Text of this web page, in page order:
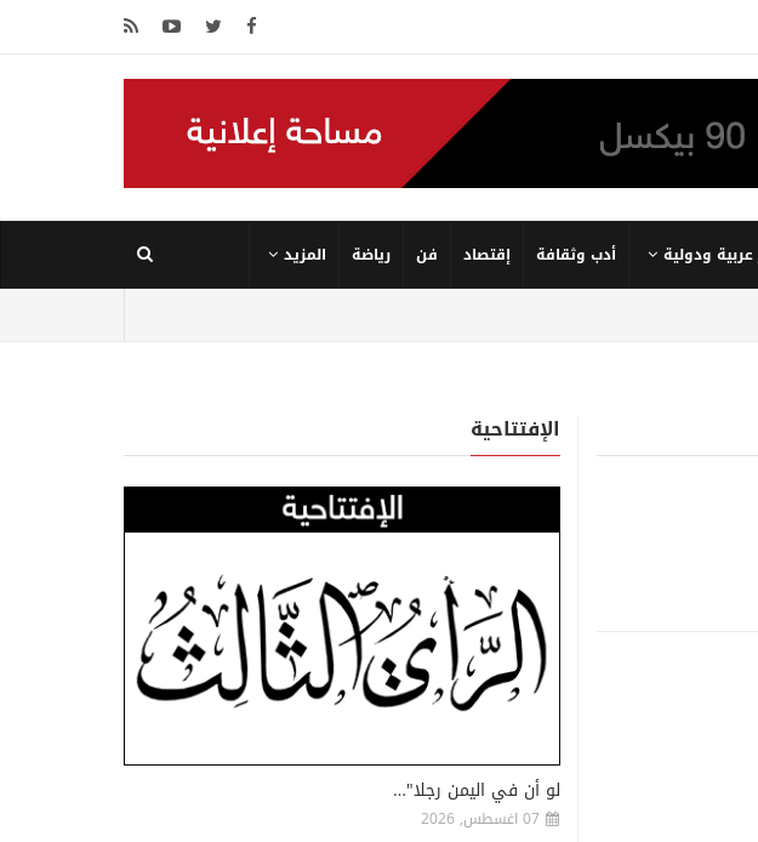
عربية ودولية أدب وثقافة إقتصاد فن رياضة المزيد
الإفتتاحية
لو أن في اليمن رجلا"…
07 اغسطس, 2026